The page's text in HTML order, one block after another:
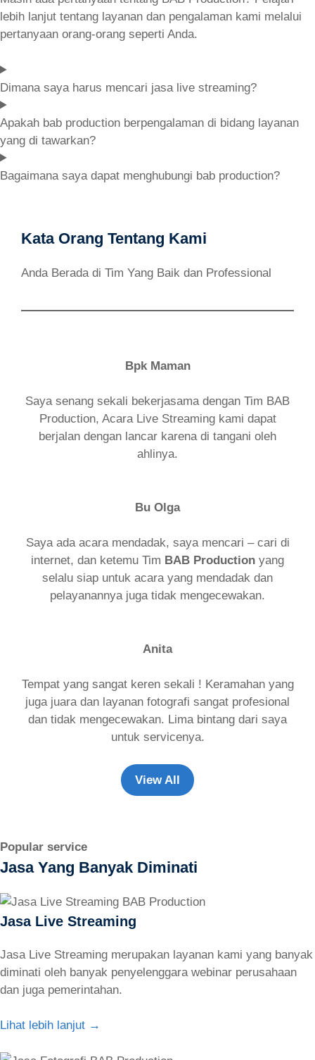
lebih lanjut tentang layanan dan pengalaman kami melalui
pertanyaan orang-orang seperti Anda.
Dimana saya harus mencari jasa live streaming?
Apakah bab production berpengalaman di bidang layanan
yang di tawarkan?
Bagaimana saya dapat menghubungi bab production?
Kata Orang Tentang Kami
Anda Berada di Tim Yang Baik dan Professional
Bpk Maman
Saya senang sekali bekerjasama dengan Tim BAB
Production, Acara Live Streaming kami dapat
berjalan dengan lancar karena di tangani oleh
ahlinya.
Bu Olga
Saya ada acara mendadak, saya mencari – cari di
internet, dan ketemu Tim BAB Production yang
selalu siap untuk acara yang mendadak dan
pelayanannya juga tidak mengecewakan.
Anita
Tempat yang sangat keren sekali ! Keramahan yang
juga juara dan layanan fotografi sangat profesional
dan tidak mengecewakan. Lima bintang dari saya
untuk servicenya.
View All
Popular service
Jasa Yang Banyak Diminati
Jasa Live Streaming
Jasa Live Streaming merupakan layanan kami yang banyak
diminati oleh banyak penyelenggara webinar perusahaan
dan juga pemerintahan.
Lihat lebih lanjut →